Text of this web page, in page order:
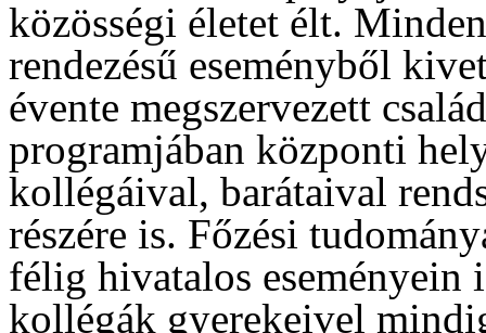
közösségi életet élt.
rendezésű eseményből
évente megszervezett
programjában központi
kollégáival, barátaival
részére is. Főzési
félig hivatalos eseményein
kollégák gyerekeivel